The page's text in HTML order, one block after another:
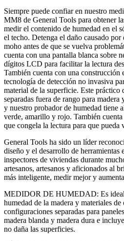
Siempre puede confiar en nuestro
MM8 de General Tools para obtener
medir el contenido de humedad en el
el techo. Detenga el daño causado
moho antes de que se vuelva
cuenta con una pantalla blanca sobre
dígitos LCD para facilitar la lectura
También cuenta con una construcción
tecnología de detección no invasiva
material de la superficie. Este práctico
separadas fuera de rango para
y nuestro probador de humedad tiene
verde, amarillo y rojo. También
que congela la lectura para que pueda
General Tools ha sido un líder
diseño y el desarrollo de herramientas
inspectores de viviendas durante
artesanos, artesanos y aficionados al
más inteligente, medir mejor y
MEDIDOR DE HUMEDAD: Es ideal
humedad de la madera y materiales
configuraciones separadas para
madera blanda y madera dura e
no daña las superficies.